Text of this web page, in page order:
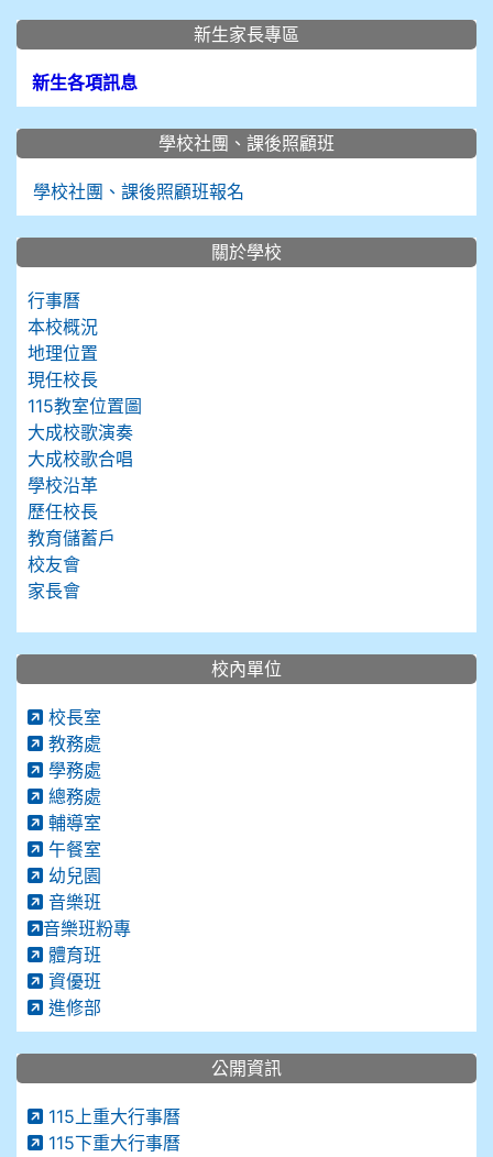
新生家長專區
新生各項訊息
學校社團、課後照顧班
學校社團、課後照顧班報名
關於學校
行事曆
本校概況
地理位置
現任校長
115教室位置圖
大成校歌演奏
大成校歌合唱
學校沿革
歷任校長
教育儲蓄戶
校友會
家長會
校內單位
校長室
教務處
學務處
總務處
輔導室
午餐室
幼兒園
音樂班
音樂班粉專
體育班
資優班
進修部
公開資訊
115上重大行事曆
115下重大行事曆